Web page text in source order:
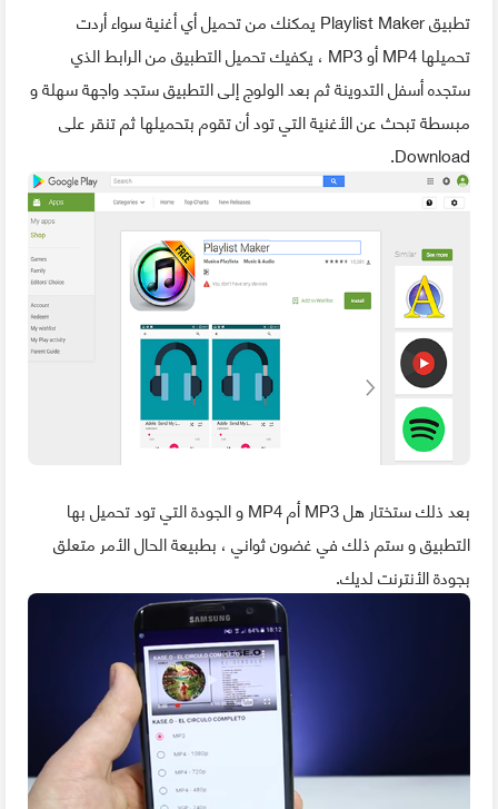
تطبيق Playlist Maker يمكنك من تحميل أي أغنية سواء أردت
تحميلها MP4 أو MP3 ، يكفيك تحميل التطبيق من الرابط الذي
ستجده أسفل التدوينة ثم بعد الولوج إلى التطبيق ستجد واجهة سهلة و
مبسطة تبحث عن الأغنية التي تود أن تقوم بتحميلها ثم تنقر على
Download.
بعد ذلك ستختار هل MP3 أم MP4 و الجودة التي تود تحميل بها
التطبيق و ستم ذلك في غضون ثواني ، بطبيعة الحال الأمر متعلق
بجودة الأنترنت لديك.